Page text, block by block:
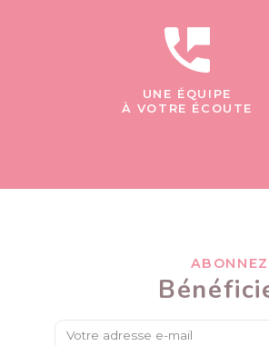
UNE ÉQUIPE
À VOTRE ÉCOUTE